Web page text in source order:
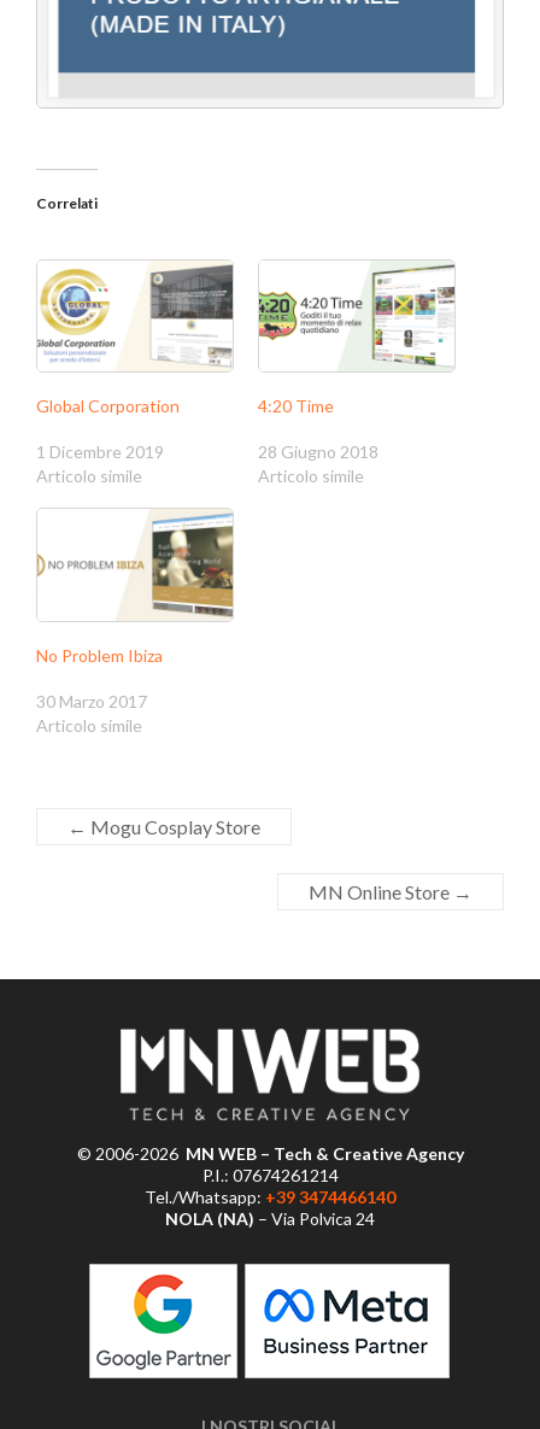
Correlati
Global Corporation
1 Dicembre 2019
Articolo simile
4:20 Time
28 Giugno 2018
Articolo simile
No Problem Ibiza
30 Marzo 2017
Articolo simile
← Mogu Cosplay Store
MN Online Store →
© 2006-2026 MN WEB – Tech & Creative Agency
P.I.: 07674261214
Tel./Whatsapp: +39 3474466140
NOLA (NA) – Via Polvica 24